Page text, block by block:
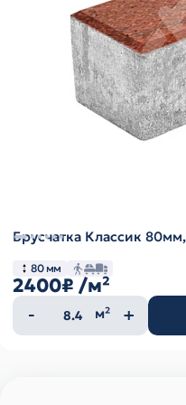
Брусчатка Классик
80 мм
2400₽ /м²
Количество
товара
м²